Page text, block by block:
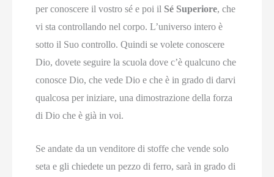
per conoscere il vostro sé e poi il Sé Superiore, che
vi sta controllando nel corpo. L’universo intero è
sotto il Suo controllo. Quindi se volete conoscere
Dio, dovete seguire la scuola dove c’è qualcuno che
conosce Dio, che vede Dio e che è in grado di darvi
qualcosa per iniziare, una dimostrazione della forza
di Dio che è già in voi.
Se andate da un venditore di stoffe che vende solo
seta e gli chiedete un pezzo di ferro, sarà in grado di